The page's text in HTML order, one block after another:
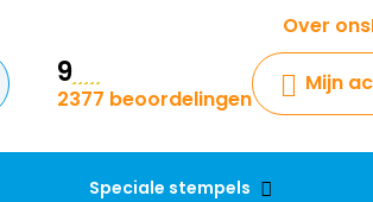
Over ons
9
2377 beoordelingen
Mijn
Speciale stempels
Krijg een antwoord
Chatbot
Chat 24/7 met onze
Contact